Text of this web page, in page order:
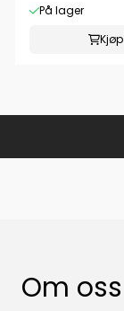
På lager
Kjøp
Om oss